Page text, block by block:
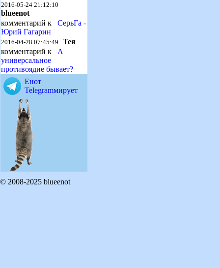
2016-05-24 21:12:10
blueenot
комментарий к СерьГа -
Юрий Гагарин
2016-04-28 07:45:49 Тея
комментарий к А
универсальное
противоядие бывает?
Енот
Telegramмирует
© 2008-2025 blueenot